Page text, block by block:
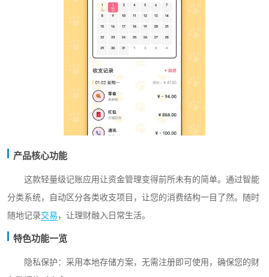
产品核心功能
这款轻量级记账应用让资金管理变得前所未有的简单。通过智能
分类系统，自动区分各类收支项目，让您的消费结构一目了然。随时
随地记录交易，让理财融入日常生活。
特色功能一览
隐私保护：采用本地存储方案，无需注册即可使用，确保您的财